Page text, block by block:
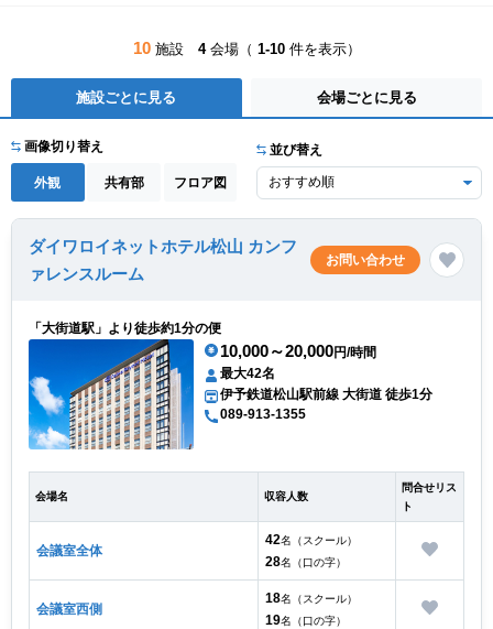
10施設 4会場（ 1-10件を表示）
施設ごとに見る 会場ごとに見る
画像切り替え
外観 共有部 フロア図
並び替え
ダイワロイネットホテル松山 カンフ
ァレンスルーム
お問い合わせ
「大街道駅」より徒歩約1分の便
10,000～20,000円/時間
最大42名
伊予鉄道松山駅前線 大街道 徒歩1分
089-913-1355
会場名 収容人数
問合せリス
ト
会議室全体
42名（スクール）
28名（口の字）
会議室西側
18名（スクール）
19名（口の字）